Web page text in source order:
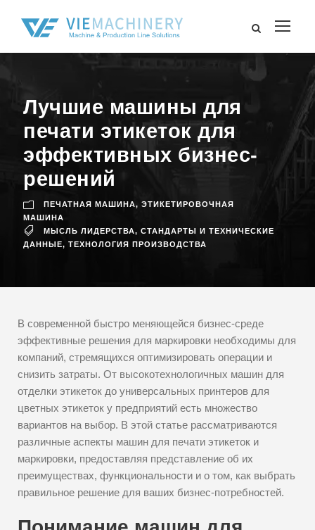
Лучшие машины для
печати этикеток для
эффективных бизнес-
решений
ПЕЧАТНАЯ МАШИНА, ЭТИКЕТИРОВОЧНАЯ
МАШИНА
МЫСЛЬ ЛИДЕРСТВА, СТАНДАРТЫ И ТЕХНИЧЕСКИЕ
ДАННЫЕ, ТЕХНОЛОГИЯ ПРОИЗВОДСТВА
В современной быстро меняющейся бизнес-среде
эффективные решения для маркировки необходимы для
компаний, стремящихся оптимизировать операции и
снизить затраты. От высокотехнологичных машин для
отделки этикеток до универсальных принтеров для
цветных этикеток у предприятий есть множество
вариантов на выбор. В этой статье рассматриваются
различные аспекты машин для печати этикеток и
маркировки, предоставляя представление об их
преимуществах, функциональности и о том, как выбрать
правильное решение для ваших бизнес-потребностей.